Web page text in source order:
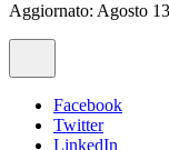
Aggiornato: Agosto
Facebook
Twitter
LinkedIn